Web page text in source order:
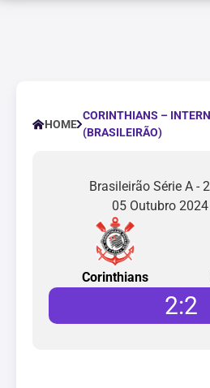
HOME
CORINTHIANS –
(BRASILEIRÃO)
Brasileirão Série A -
05 Outubro
Corinthians
2:2